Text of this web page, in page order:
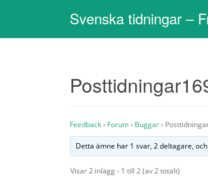
Svenska tidningar –
Feedback› Forum› Buggar›
Detta ämne har 1 svar, 2 deltagare,
Visar 2 inlägg - 1 till 2 (av 2 totalt)